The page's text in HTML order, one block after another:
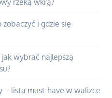
rzeką wkrą?
i gdzie się
wybrać najlepszą
– lista must-have w walizce